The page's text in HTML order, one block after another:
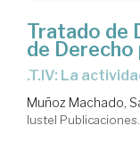
Tratado de
de Derecho
.T.IV: La
Muñoz Machado,
Iustel